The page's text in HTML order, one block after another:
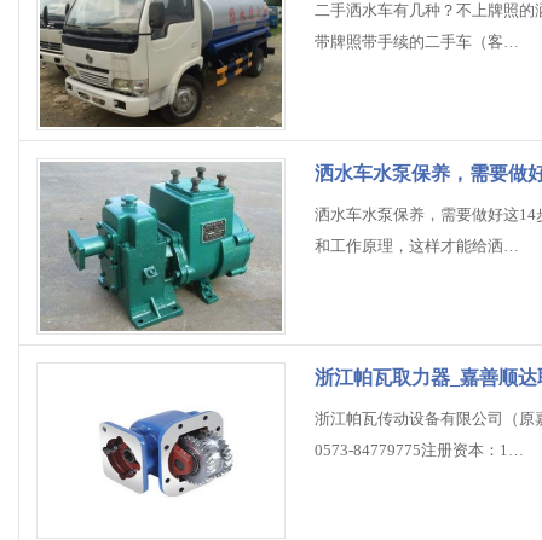
二手洒水车有几种？不上牌照
带牌照带手续的二手车（客…
洒水车水泵保养，需要做
洒水车水泵保养，需要做好这
和工作原理，这样才能给洒…
浙江帕瓦取力器_嘉善顺达
浙江帕瓦传动设备有限公司（
0573-84779775注册资本：1…